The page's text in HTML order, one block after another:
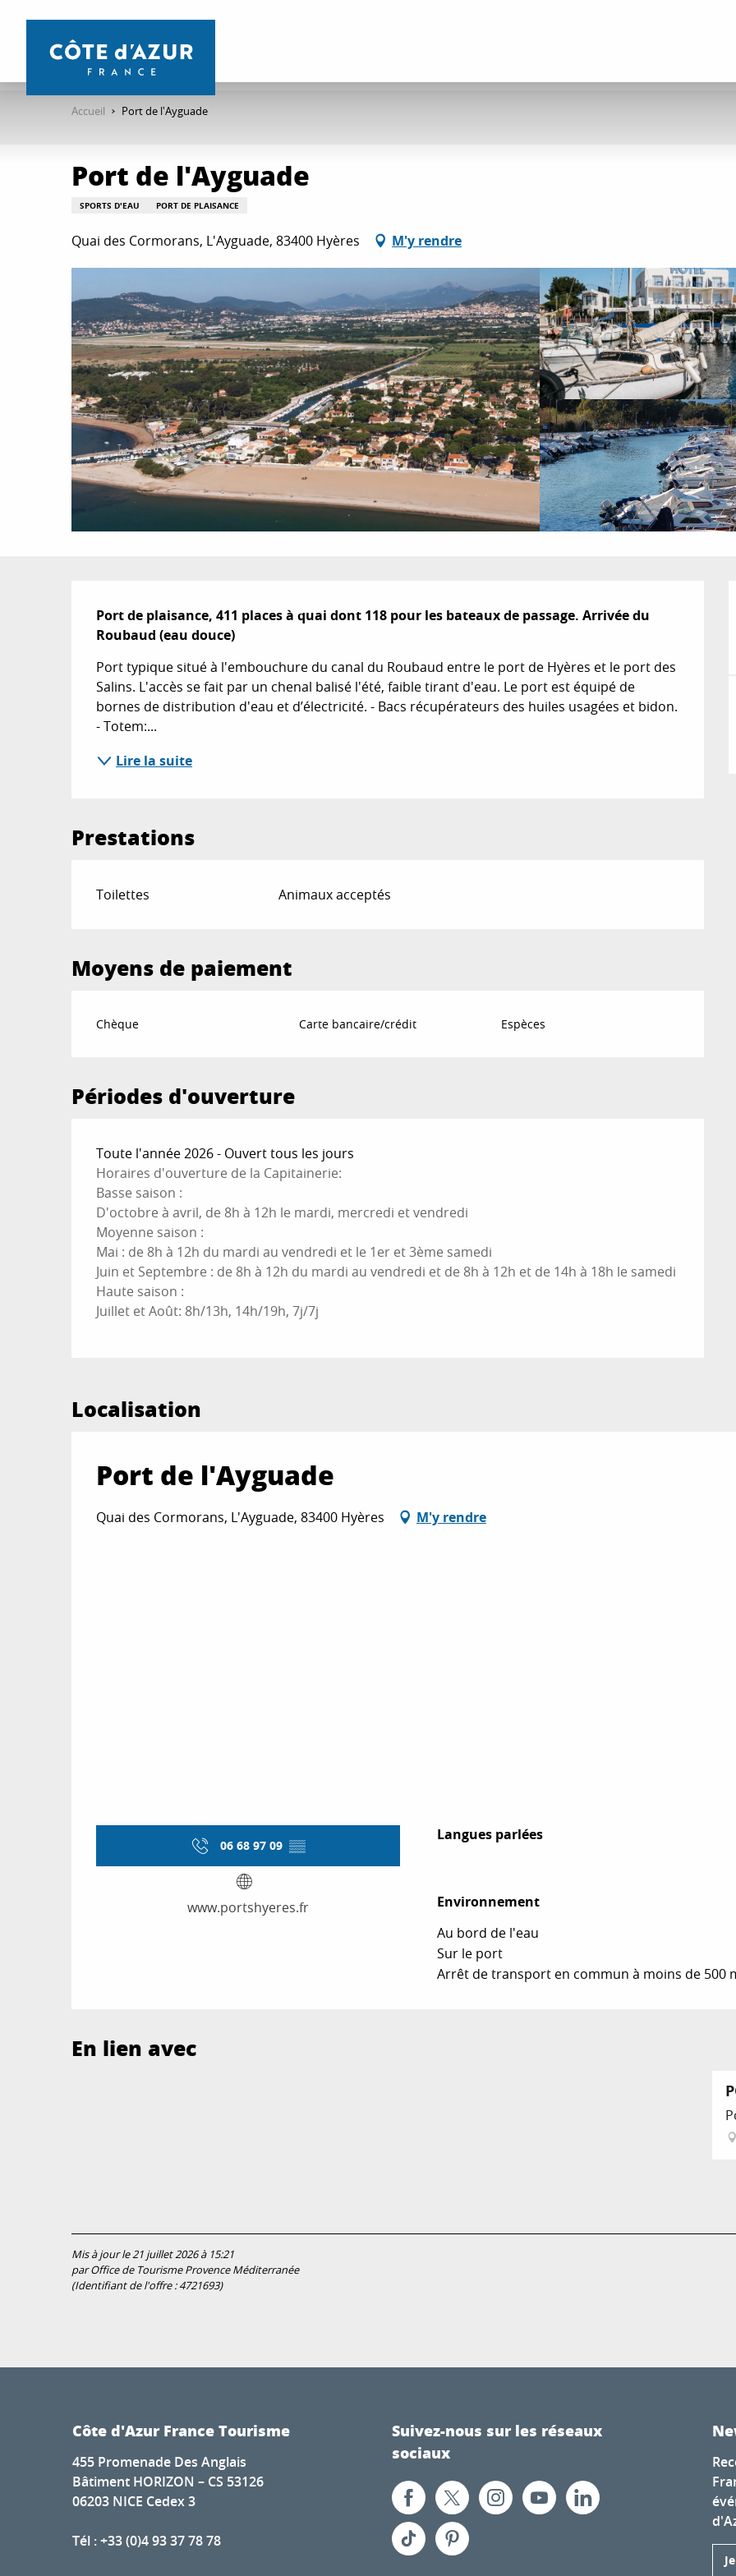
contenu
Accueil Port de l'Ayguade
Port de l'Ayguade
SPORTS D'EAU PORT DE PLAISANCE
Quai des Cormorans, L'Ayguade, 83400 Hyères M'y rendre
Description
Port de plaisance, 411 places à quai dont 118 pour les bateaux de passage. Arrivée du
Roubaud (eau douce)
Port typique situé à l'embouchure du canal du Roubaud entre le port de Hyères et le port des
Salins. L'accès se fait par un chenal balisé l'été, faible tirant d'eau. Le port est équipé de
bornes de distribution d'eau et d’électricité. - Bacs récupérateurs des huiles usagées et bidon.
- Totem:...
Lire la suite
Prestations
Toilettes Animaux acceptés
Moyens de paiement
Chèque Carte bancaire/crédit Espèces
Périodes d'ouverture
Toute l'année 2026 - Ouvert tous les jours
Horaires d'ouverture de la Capitainerie:
Basse saison :
D'octobre à avril, de 8h à 12h le mardi, mercredi et vendredi
Moyenne saison :
Mai : de 8h à 12h du mardi au vendredi et le 1er et 3ème samedi
Juin et Septembre : de 8h à 12h du mardi au vendredi et de 8h à 12h et de 14h à 18h le samedi
Haute saison :
Juillet et Août: 8h/13h, 14h/19h, 7j/7j
Localisation
Port de l'Ayguade
Quai des Cormorans, L'Ayguade, 83400 Hyères M'y rendre
06 68 97 09 ▒▒
www.portshyeres.fr
Langues parlées
Langues parlées
Environnement
Environnement
Au bord de l'eau
Sur le port
Arrêt de transport en commun à moins de 500
En lien avec
Mis à jour le 21 juillet 2026 à 15:21
par Office de Tourisme Provence Méditerranée
(Identifiant de l'offre :4721693)
Côte d'Azur France Tourisme
455 Promenade Des Anglais
Bâtiment HORIZON – CS 53126
06203 NICE Cedex 3
Tél : +33 (0)4 93 37 78 78
Suivez-nous sur les réseaux
sociaux